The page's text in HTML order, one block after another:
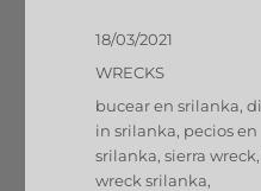
18/03/2021
WRECKS
bucear en srilanka,
in srilanka, pecios en
srilanka,sierra wreck
wreck srilanka,